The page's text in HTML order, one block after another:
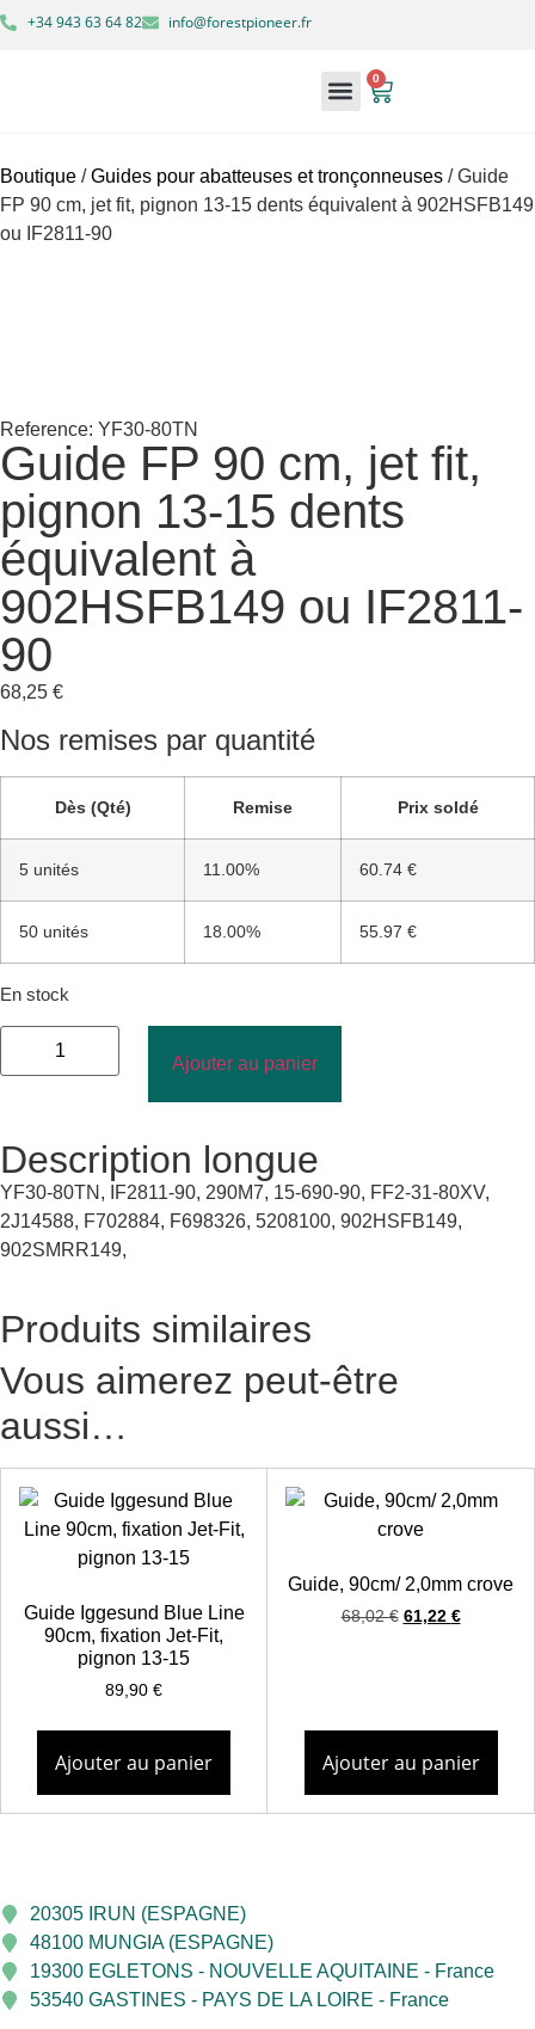
+34 943 63 64 82 info@forestpioneer.fr
0
Boutique /Guides pour abatteuses et tronçonneuses / Guide
FP 90 cm, jet fit, pignon 13-15 dents équivalent à 902HSFB149
ou IF2811-90
Reference: YF30-80TN
Guide FP 90 cm, jet fit,
pignon 13-15 dents
équivalent à
902HSFB149 ou IF2811-
90
68,25 €
Nos remises par quantité
Dès (Qté) Remise Prix soldé
5 unités 11.00% 60.74 €
50 unités 18.00% 55.97 €
En stock
Ajouter au panier
Description longue
YF30-80TN, IF2811-90, 290M7, 15-690-90, FF2-31-80XV,
2J14588, F702884, F698326, 5208100, 902HSFB149,
902SMRR149,
Produits similaires
Vous aimerez peut-être
aussi…
Guide Iggesund Blue Line
90cm, fixation Jet-Fit,
pignon 13-15
89,90 €
Ajouter au panier
Guide, 90cm/ 2,0mm crove
68,02€ 61,22 €
Ajouter au panier
20305 IRUN (ESPAGNE)
48100 MUNGIA (ESPAGNE)
19300 EGLETONS - NOUVELLE AQUITAINE - France
53540 GASTINES - PAYS DE LA LOIRE - France